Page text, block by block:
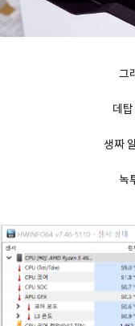
그
데
생짜
녹